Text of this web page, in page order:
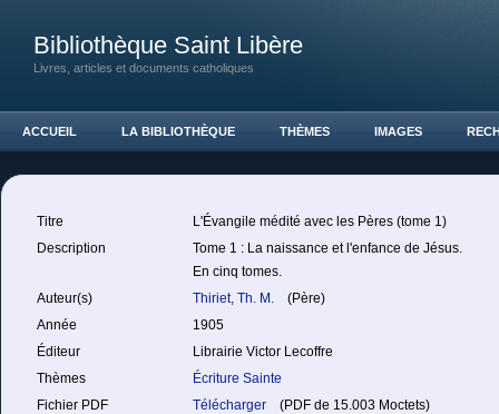
Bibliothèque Saint Libère
Livres, articles et documents catholiques
ACCUEIL LA BIBLIOTHÈQUE THÈMES IMAGES
Titre
L'Évangile médité avec les Pères (tome 1)
Description
Tome 1 : La naissance et l'enfance de Jésus.
En cinq tomes.
Auteur(s)
Thiriet, Th. M.
(Père)
Année
1905
Éditeur
Librairie Victor Lecoffre
Thèmes
Écriture Sainte
Fichier PDF
Télécharger (PDF de 15.003 Moctets)